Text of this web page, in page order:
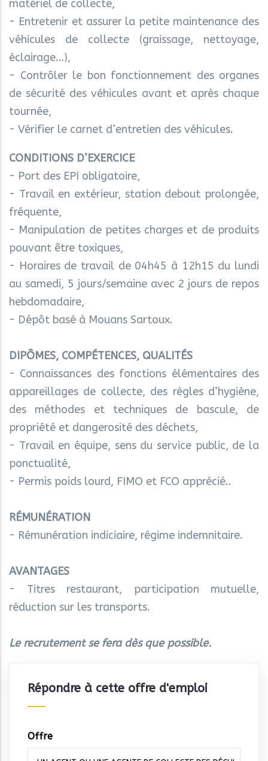
matériel de collecte,
- Entretenir et assurer la petite maintenance des
véhicules de collecte (graissage, nettoyage,
éclairage…),
- Contrôler le bon fonctionnement des organes
de sécurité des véhicules avant et après chaque
tournée,
- Vérifier le carnet d’entretien des véhicules.
CONDITIONS D’EXERCICE
- Port des EPI obligatoire,
- Travail en extérieur, station debout prolongée,
fréquente,
- Manipulation de petites charges et de produits
pouvant être toxiques,
- Horaires de travail de 04h45 à 12h15 du lundi
au samedi, 5 jours/semaine avec 2 jours de repos
hebdomadaire,
- Dépôt basé à Mouans Sartoux.
DIPÔMES, COMPÉTENCES, QUALITÉS
- Connaissances des fonctions élémentaires des
appareillages de collecte, des règles d’hygiène,
des méthodes et techniques de bascule, de
propriété et dangerosité des déchets,
- Travail en équipe, sens du service public, de la
ponctualité,
- Permis poids lourd, FIMO et FCO apprécié..
RÉMUNÉRATION
- Rémunération indiciaire, régime indemnitaire.
AVANTAGES
- Titres restaurant, participation mutuelle,
réduction sur les transports.
Le recrutement se fera dès que possible.
Répondre à cette offre d'emploi
Offre